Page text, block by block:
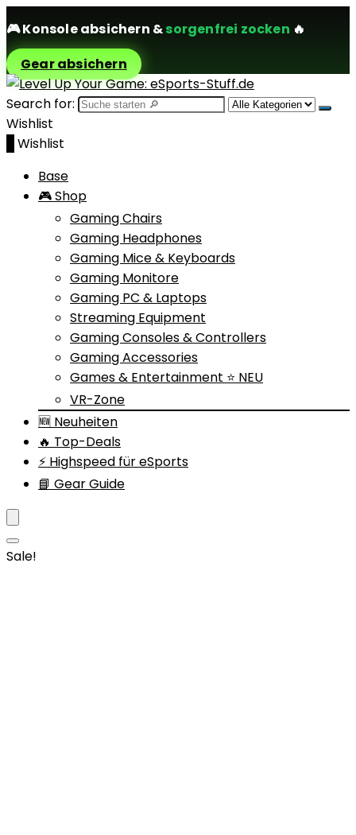
🎮Konsole absichern &sorgenfrei zocken 🔥
Gear absichern
Search for:
Wishlist
Wishlist
Base
🎮 Shop
Gaming Chairs
Gaming Headphones
Gaming Mice & Keyboards
Gaming Monitore
Gaming PC & Laptops
Streaming Equipment
Gaming Consoles & Controllers
Gaming Accessories
Games & Entertainment ⭐ NEU
VR-Zone
🆕 Neuheiten
🔥 Top-Deals
⚡ Highspeed für eSports
📘 Gear Guide
Sale!